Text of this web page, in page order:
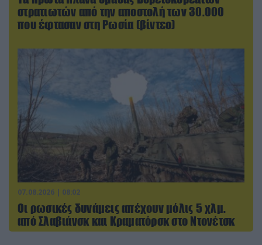
στρατιωτών από την αποστολή των 30.000
που έφτασαν στη Ρωσία (βίντεο)
07.08.2026 | 08:02
Οι ρωσικές δυνάμεις απέχουν μόλις 5 χλμ.
από Σλαβιάνσκ και Κραματόρσκ στο Ντονέτσκ